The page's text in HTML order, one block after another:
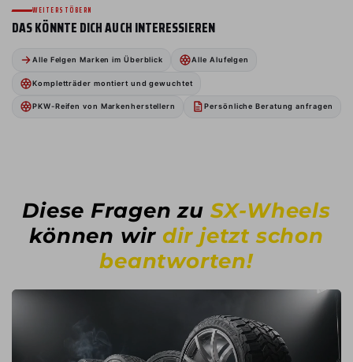
WEITERSTÖBERN
DAS KÖNNTE DICH AUCH INTERESSIEREN
Alle Felgen Marken im Überblick Alle Alufelgen
Kompletträder montiert und gewuchtet
PKW-Reifen von Markenherstellern Persönliche Beratung anfragen
Diese Fragen zu SX-Wheels
können wir dir jetzt schon
beantworten!